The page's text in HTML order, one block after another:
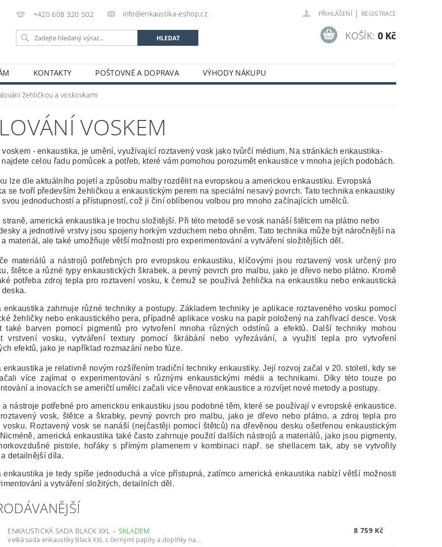
+420 608 320 502 info@enkaustika-eshop.cz PŘIHLÁŠENÍ | REGISTRACE
KOŠÍK: 0 Kč
KONTAKTY POŠTOVNÉ A DOPRAVA VÝHODY NÁKUPU
žehličkou a voskovkami
VOSKEM
voskem - enkaustika, je umění, využívající roztavený vosk jako tvůrčí médium. Na stránkách enkaustika-
celou řadu pomůcek a potřeb, které vám pomohou porozumět enkaustice v mnoha jejích podobách.
lze dle aktuálního pojetí a způsobu malby rozdělit na evropskou a americkou enkaustiku. Evropská
se tvoří především žehličkou a enkaustickým perem na speciální nesavý povrch. Tato technika enkaustiky
svou jednoduchostí a přístupností, což ji činí oblíbenou volbou pro mnoho začínajících umělců.
straně, americká enkaustika je trochu složitější. Při této metodě se vosk nanáší štětcem na plátno nebo
a jednotlivé vrstvy jsou spojeny horkým vzduchem nebo ohněm. Tato technika může být náročnější na
materiál, ale také umožňuje větší možnosti pro experimentování a vytváření složitějších děl.
materiálů a nástrojů potřebných pro evropskou enkaustiku, klíčovými jsou roztavený vosk určený pro
štětce a různé typy enkaustických škrabek, a pevný povrch pro malbu, jako je dřevo nebo plátno. Kromě
potřeba zdroj tepla pro roztavení vosku, k čemuž se používá žehlička na enkaustiku nebo enkaustická
enkaustika zahrnuje různé techniky a postupy. Základem techniky je aplikace roztaveného vosku pomocí
žehličky nebo enkaustického pera, případně aplikace vosku na papír položený na zahřívací desce. Vosk
také barven pomocí pigmentů pro vytvoření mnoha různých odstínů a efektů. Další techniky mohou
vrstvení vosku, vytváření textury pomocí škrábání nebo vyřezávání, a využití tepla pro vytvoření
efektů, jako je například rozmazání nebo fúze.
enkaustika je relativně novým rozšířením tradiční techniky enkaustiky. Její rozvoj začal v 20. století, kdy se
více zajímat o experimentování s různými enkaustickými médii a technikami. Díky této touze po
a inovacích se američtí umělci začali více věnovat enkaustice a rozvíjet nové metody a postupy.
a nástroje potřebné pro americkou enkaustiku jsou podobné těm, které se používají v evropské enkaustice.
vosk, štětce a škrabky, pevný povrch pro malbu, jako je dřevo nebo plátno, a zdroj tepla pro
vosku. Roztavený vosk se nanáší (nejčastěji pomocí štětců) na dřevěnou desku ošetřenou enkaustickým
Nicméně, americká enkaustika také často zahrnuje použití dalších nástrojů a materiálů, jako jsou pigmenty,
pistole, hořáky s přímým plamenem v kombinaci např. se shellacem tak, aby se vytvořily
detailnější díla.
enkaustika je tedy spíše jednoduchá a více přístupná, zatímco americká enkaustika nabízí větší možnosti
a vytváření složitých, detailních děl.
ENKAUSTICKÁ SADA BLACK XXL – SKLADEM
Velká sada enkaustiky Black XXL s černými papíry a doplňky na...
8 759 Kč